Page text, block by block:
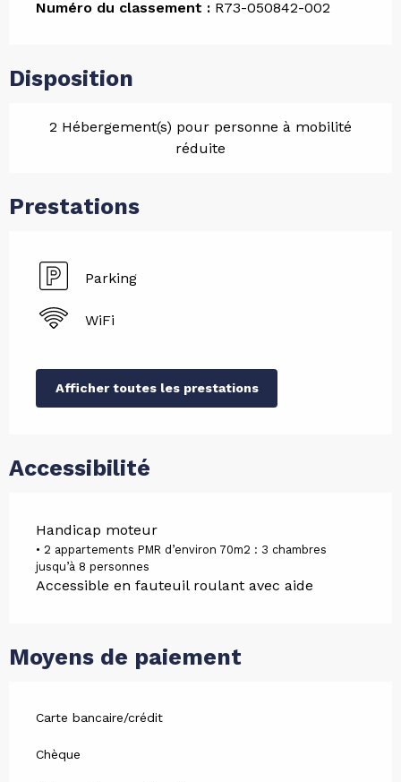
Numéro du classement : R73-050842-002
Disposition
2 Hébergement(s) pour personne à mobilité
réduite
Prestations
Parking
WiFi
Afficher toutes les prestations
Accessibilité
Handicap moteur
• 2 appartements PMR d’environ 70m2 : 3 chambres
jusqu’à 8 personnes
Accessible en fauteuil roulant avec aide
Moyens de paiement
Carte bancaire/crédit
Chèque